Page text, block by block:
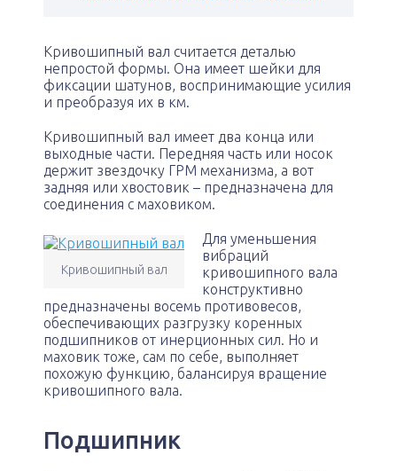
Кривошипный вал считается деталью
непростой формы. Она имеет шейки для
фиксации шатунов, воспринимающие усилия
и преобразуя их в км.
Кривошипный вал имеет два конца или
выходные части. Передняя часть или носок
держит звездочку ГРМ механизма, а вот
задняя или хвостовик – предназначена для
соединения с маховиком.
Кривошипный вал
Для уменьшения
вибраций
кривошипного вала
конструктивно
предназначены восемь противовесов,
обеспечивающих разгрузку коренных
подшипников от инерционных сил. Но и
маховик тоже, сам по себе, выполняет
похожую функцию, балансируя вращение
кривошипного вала.
Подшипник